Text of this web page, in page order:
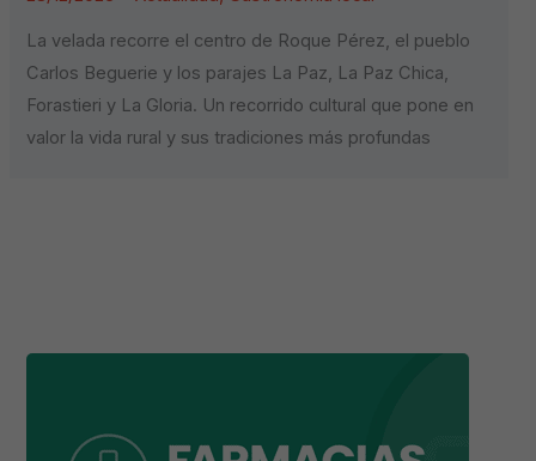
La velada recorre el centro de Roque Pérez, el pueblo
Carlos Beguerie y los parajes La Paz, La Paz Chica,
Forastieri y La Gloria. Un recorrido cultural que pone en
valor la vida rural y sus tradiciones más profundas